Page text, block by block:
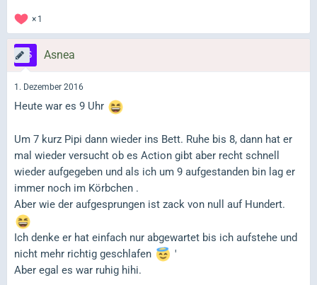
1
Asnea
1. Dezember 2016
Heute war es 9 Uhr
Um 7 kurz Pipi dann wieder ins Bett. Ruhe bis 8, dann hat er
mal wieder versucht ob es Action gibt aber recht schnell
wieder aufgegeben und als ich um 9 aufgestanden bin lag er
immer noch im Körbchen .
Aber wie der aufgesprungen ist zack von null auf Hundert.
Ich denke er hat einfach nur abgewartet bis ich aufstehe und
nicht mehr richtig geschlafen
'
Aber egal es war ruhig hihi.